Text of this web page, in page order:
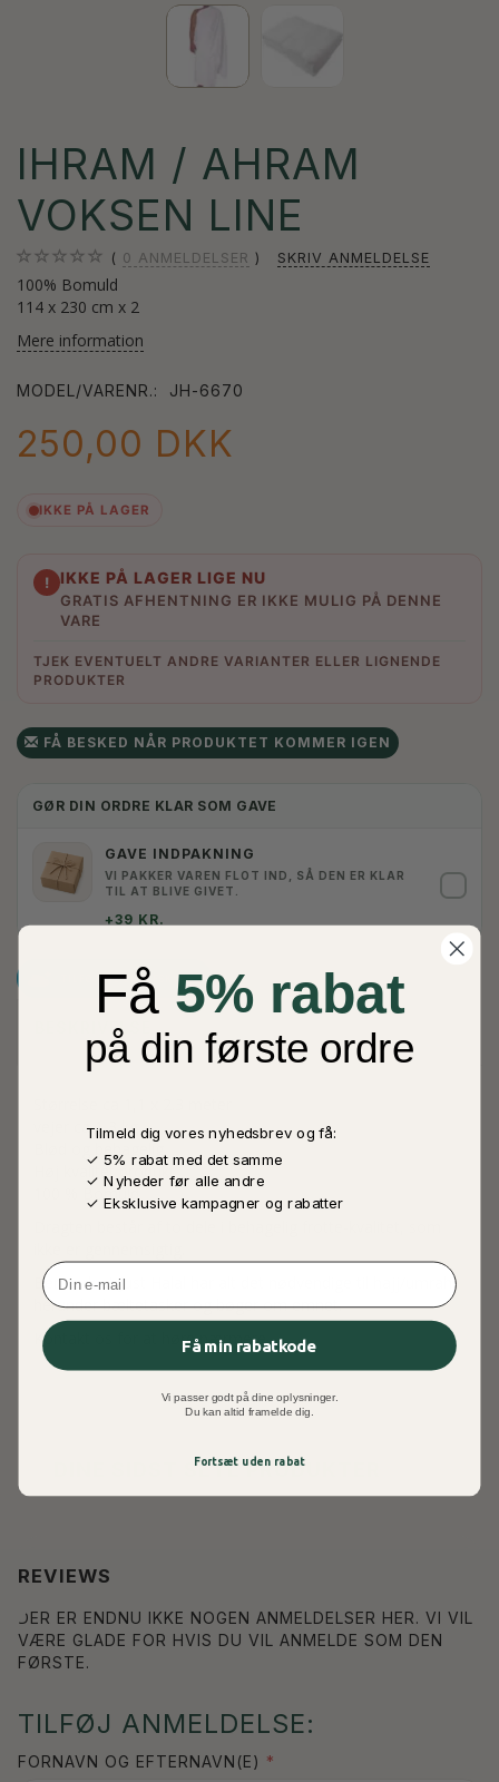
IHRAM / AHRAM
VOKSEN LINE
0 ANMELDELSER SKRIV ANMELDELSE
100% Bomuld
114 x 230 cm x 2
Mere information
MODEL/VARENR.: JH-6670
250,00 DKK
IKKE PÅ LAGER
! IKKE PÅ LAGER LIGE NU
GRATIS AFHENTNING ER IKKE MULIG PÅ DENNE
VARE
TJEK EVENTUELT ANDRE VARIANTER ELLER LIGNENDE
PRODUKTER
FÅ BESKED NÅR PRODUKTET KOMMER IGEN
GØR DIN ORDRE KLAR SOM GAVE
GAVE INDPAKNING
VI PAKKER VAREN FLOT IND, SÅ DEN ER KLAR
TIL AT BLIVE GIVET.
+39 KR.
TILFØJ TIL ØNSKESKYEN
BESKRIVELSE
vejer ca 1,3 kg
Blød og behagelig
Høj kvalitet produkt
100 % Bomuld
Bemærk at Just Halal har alt det nødvendige til hajj/umrah,
herunder bæltetasker og bøger om emnet.
Kontakt os for at høre nærmere.
DINE SIDST SETE PRODUKTER
REVIEWS
DER ER ENDNU IKKE NOGEN ANMELDELSER HER. VI VIL
VÆRE GLADE FOR HVIS DU VIL ANMELDE SOM DEN
FØRSTE.
TILFØJ ANMELDELSE:
FORNAVN OG EFTERNAVN(E)
Få 5% rabat
på din første ordre
Tilmeld dig vores nyhedsbrev og få:
✓ 5% rabat med det samme
✓ Nyheder før alle andre
✓ Eksklusive kampagner og rabatter
Email
Få min rabatkode
Vi passer godt på dine oplysninger.
Du kan altid framelde dig.
Fortsæt uden rabat